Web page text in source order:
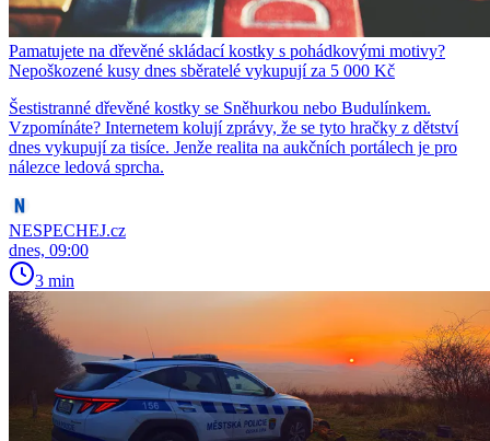
Pamatujete na dřevěné skládací kostky s pohádkovými motivy?
Nepoškozené kusy dnes sběratelé vykupují za 5 000 Kč
Šestistranné dřevěné kostky se Sněhurkou nebo Budulínkem.
Vzpomínáte? Internetem kolují zprávy, že se tyto hračky z dětství
dnes vykupují za tisíce. Jenže realita na aukčních portálech je pro
nálezce ledová sprcha.
NESPECHEJ.cz
dnes, 09:00
3 min